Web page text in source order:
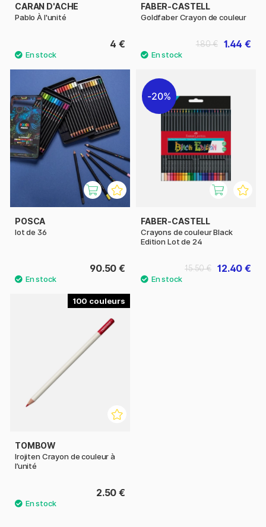
CARAN D'ACHE
Pablo À l'unité
4 €
FABER-CASTELL
Goldfaber Crayon de couleur
1.44 €
1.80 €
POSCA
lot de 36
90.50 €
20%
FABER-CASTELL
Crayons de couleur Black
Edition Lot de 24
12.40 €
15.50 €
100
TOMBOW
Irojiten Crayon de couleur à
l’unité
2.50 €